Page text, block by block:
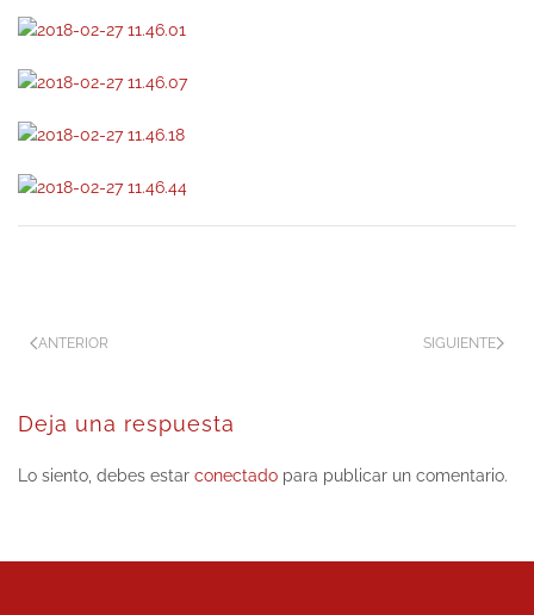
ANTERIOR SIGUIENTE
Deja una respuesta
Lo siento, debes estar conectado para publicar un comentario.